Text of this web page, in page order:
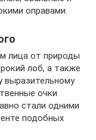
оправами.
лица от природы
лоб, а также
выразительному
очки
стали одними
подобных